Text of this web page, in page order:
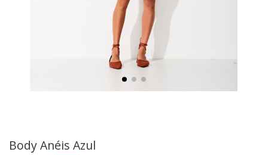
Body Anéis Azul